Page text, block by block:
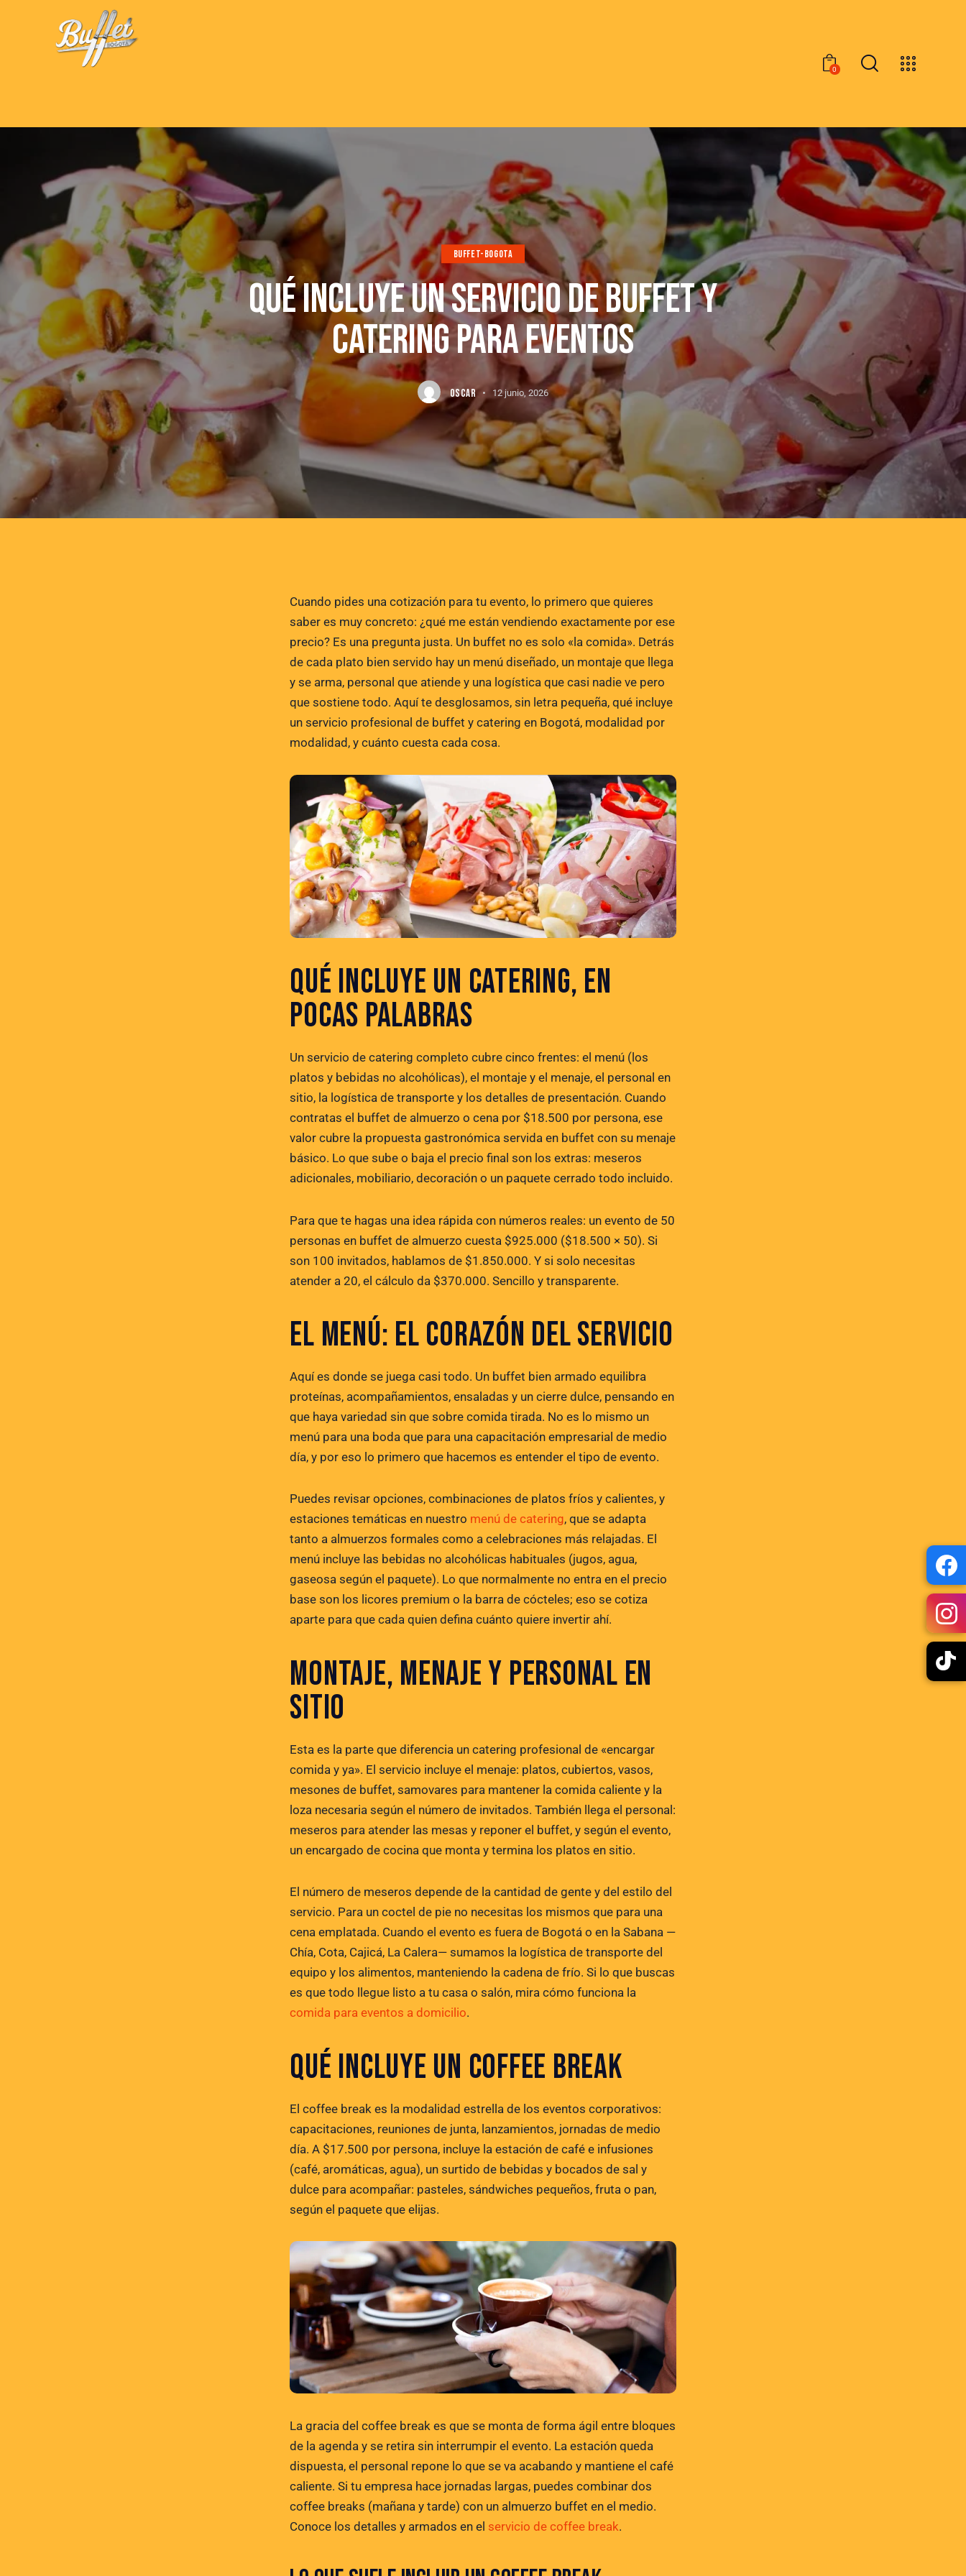
0
BUFFET-BOGOTA
QUÉ INCLUYE UN SERVICIO DE BUFFET Y
CATERING PARA EVENTOS
OSCAR 12 junio, 2026
Cuando pides una cotización para tu evento, lo primero que quieres
saber es muy concreto: ¿qué me están vendiendo exactamente por ese
precio? Es una pregunta justa. Un buffet no es solo «la comida». Detrás
de cada plato bien servido hay un menú diseñado, un montaje que llega
y se arma, personal que atiende y una logística que casi nadie ve pero
que sostiene todo. Aquí te desglosamos, sin letra pequeña, qué incluye
un servicio profesional de buffet y catering en Bogotá, modalidad por
modalidad, y cuánto cuesta cada cosa.
QUÉ INCLUYE UN CATERING, EN
POCAS PALABRAS
Un servicio de catering completo cubre cinco frentes: el menú (los
platos y bebidas no alcohólicas), el montaje y el menaje, el personal en
sitio, la logística de transporte y los detalles de presentación. Cuando
contratas el buffet de almuerzo o cena por $18.500 por persona, ese
valor cubre la propuesta gastronómica servida en buffet con su menaje
básico. Lo que sube o baja el precio final son los extras: meseros
adicionales, mobiliario, decoración o un paquete cerrado todo incluido.
Para que te hagas una idea rápida con números reales: un evento de 50
personas en buffet de almuerzo cuesta $925.000 ($18.500 × 50). Si
son 100 invitados, hablamos de $1.850.000. Y si solo necesitas
atender a 20, el cálculo da $370.000. Sencillo y transparente.
EL MENÚ: EL CORAZÓN DEL SERVICIO
Aquí es donde se juega casi todo. Un buffet bien armado equilibra
proteínas, acompañamientos, ensaladas y un cierre dulce, pensando en
que haya variedad sin que sobre comida tirada. No es lo mismo un
menú para una boda que para una capacitación empresarial de medio
día, y por eso lo primero que hacemos es entender el tipo de evento.
Puedes revisar opciones, combinaciones de platos fríos y calientes, y
estaciones temáticas en nuestro menú de catering, que se adapta
tanto a almuerzos formales como a celebraciones más relajadas. El
menú incluye las bebidas no alcohólicas habituales (jugos, agua,
gaseosa según el paquete). Lo que normalmente no entra en el precio
base son los licores premium o la barra de cócteles; eso se cotiza
aparte para que cada quien defina cuánto quiere invertir ahí.
MONTAJE, MENAJE Y PERSONAL EN
SITIO
Esta es la parte que diferencia un catering profesional de «encargar
comida y ya». El servicio incluye el menaje: platos, cubiertos, vasos,
mesones de buffet, samovares para mantener la comida caliente y la
loza necesaria según el número de invitados. También llega el personal:
meseros para atender las mesas y reponer el buffet, y según el evento,
un encargado de cocina que monta y termina los platos en sitio.
El número de meseros depende de la cantidad de gente y del estilo del
servicio. Para un coctel de pie no necesitas los mismos que para una
cena emplatada. Cuando el evento es fuera de Bogotá o en la Sabana —
Chía, Cota, Cajicá, La Calera— sumamos la logística de transporte del
equipo y los alimentos, manteniendo la cadena de frío. Si lo que buscas
es que todo llegue listo a tu casa o salón, mira cómo funciona la
comida para eventos a domicilio.
QUÉ INCLUYE UN COFFEE BREAK
El coffee break es la modalidad estrella de los eventos corporativos:
capacitaciones, reuniones de junta, lanzamientos, jornadas de medio
día. A $17.500 por persona, incluye la estación de café e infusiones
(café, aromáticas, agua), un surtido de bebidas y bocados de sal y
dulce para acompañar: pasteles, sándwiches pequeños, fruta o pan,
según el paquete que elijas.
La gracia del coffee break es que se monta de forma ágil entre bloques
de la agenda y se retira sin interrumpir el evento. La estación queda
dispuesta, el personal repone lo que se va acabando y mantiene el café
caliente. Si tu empresa hace jornadas largas, puedes combinar dos
coffee breaks (mañana y tarde) con un almuerzo buffet en el medio.
Conoce los detalles y armados en el servicio de coffee break.